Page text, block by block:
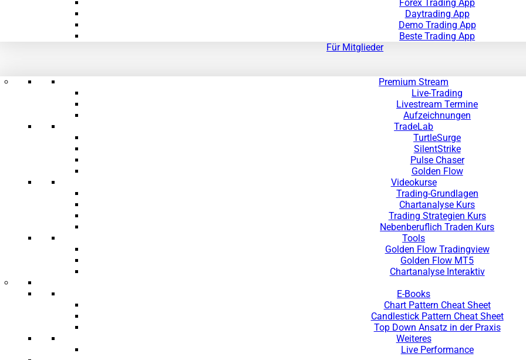
Forex Trading App
Daytrading App
Demo Trading App
Beste Trading App
Für Mitglieder
Premium Stream
Live-Trading
Livestream Termine
Aufzeichnungen
TradeLab
TurtleSurge
SilentStrike
Pulse Chaser
Golden Flow
Videokurse
Trading-Grundlagen
Chartanalyse Kurs
Trading Strategien Kurs
Nebenberuflich Traden Kurs
Tools
Golden Flow Tradingview
Golden Flow MT5
Chartanalyse Interaktiv
E-Books
Chart Pattern Cheat Sheet
Candlestick Pattern Cheat Sheet
Top Down Ansatz in der Praxis
Weiteres
Live Performance